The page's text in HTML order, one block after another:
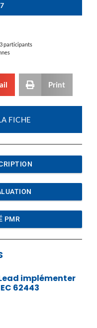
participants
Print
FICHE
PMR
implémenter
62443